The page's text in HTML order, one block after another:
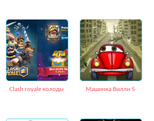
Сlash royale колоды Машинка Вилли 5